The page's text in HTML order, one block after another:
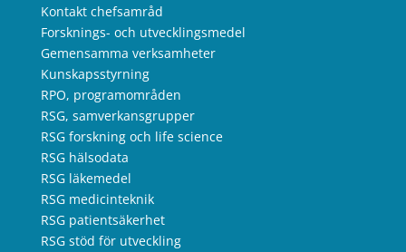
Kontakt chefsamråd
Forsknings- och utvecklingsmedel
Gemensamma verksamheter
Kunskapsstyrning
RPO, programområden
RSG, samverkansgrupper
RSG forskning och life science
RSG hälsodata
RSG läkemedel
RSG medicinteknik
RSG patientsäkerhet
RSG stöd för utveckling